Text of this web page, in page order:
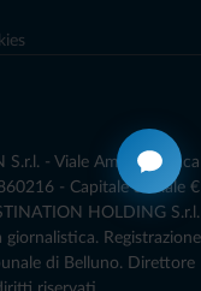
- Viale Amedeo Duca
- Capitale Sociale €
HOLDING S.r.l.
Registrazione
di Belluno.­ Direttore